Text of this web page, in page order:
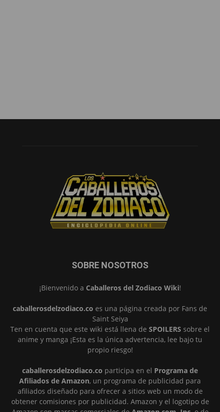
SOBRE NOSOTROS
¡Bienvenido a Caballeros del Zodiaco Wiki!
caballerosdelzodiaco.co es una página creada por Fans de
Saint Seiya
Ten en cuenta que este wiki está llena de SPOILERS sobre el
anime y manga ¡Esta es la única advertencia, lee bajo tu
propio riesgo!
caballerosdelzodiaco.co participa en el Programa de
Afiliados de Amazon, un programa de publicidad para
afiliados diseñado para ofrecer a sitios web un modo de
obtener comisiones por publicidad. Amazon y el logotipo de